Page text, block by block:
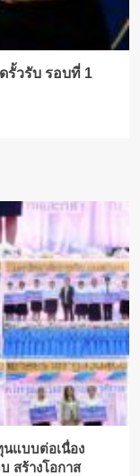
รั้วรับ รอบที่ 1
แบบต่อเนื่อง
สร้างโอกาส